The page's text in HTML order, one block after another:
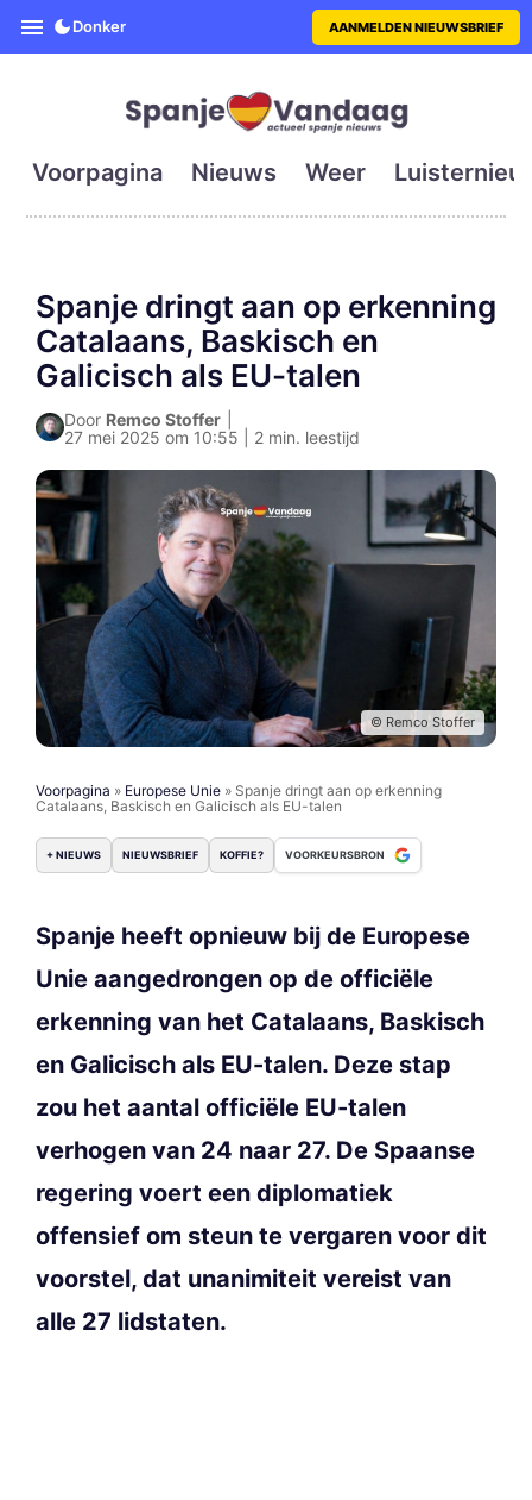
SpanjeVandaag is de eerste
Donker AANMELDEN NIEUWSBRIEF
Voorpagina Nieuws Weer
Spanje dringt aan op erkenning
Catalaans, Baskisch en
Galicisch als EU-talen
Door Remco Stoffer
27 mei 2025 om 10:55 | 2 min. leestijd
© Remco Stoffer
Voorpagina » Europese Unie » Spanje dringt aan op erkenning
Catalaans, Baskisch en Galicisch als EU-talen
+ NIEUWS NIEUWSBRIEF KOFFIE? VOORKEURSBRON
Spanje heeft opnieuw bij de Europese
Unie aangedrongen op de officiële
erkenning van het Catalaans, Baskisch
en Galicisch als EU-talen. Deze stap
zou het aantal officiële EU-talen
verhogen van 24 naar 27. De Spaanse
regering voert een diplomatiek
offensief om steun te vergaren voor dit
voorstel, dat unanimiteit vereist van
alle 27 lidstaten.